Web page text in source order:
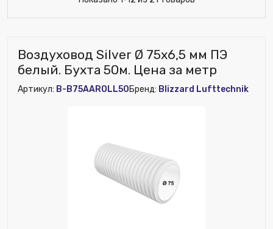
Воздуховод Silver Ø 75x6,5 мм ПЭ
белый. Бухта 50м. Цена за метр
Артикул: B-B75AAROLL50Бренд: Blizzard Lufttechnik